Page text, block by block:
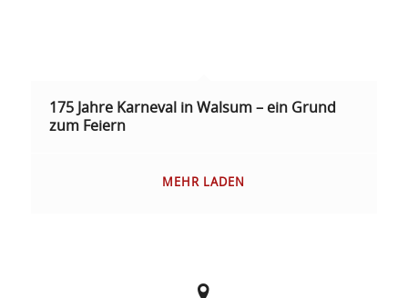
175 Jahre Karneval in Walsum – ein Grund
zum Feiern
MEHR LADEN